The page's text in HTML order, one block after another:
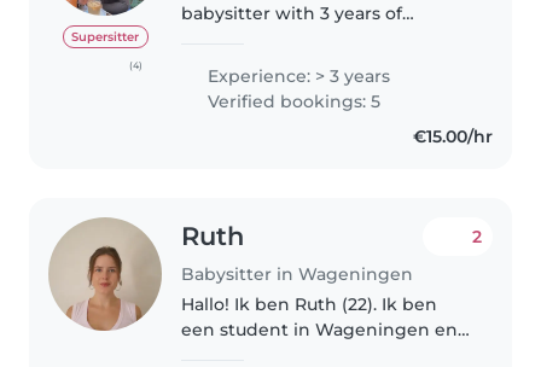
Supersitter
(4)
babysitter with 3 years of
all ages - from babies to
preschoolers. I am responsible,
caring, and very patient. My..
Experience: > 3 years
Verified bookings: 5
€15.00/hr
Ruth
Babysitter in Wageningen
2
Hallo! Ik ben Ruth (22). Ik ben
een student in Wageningen en